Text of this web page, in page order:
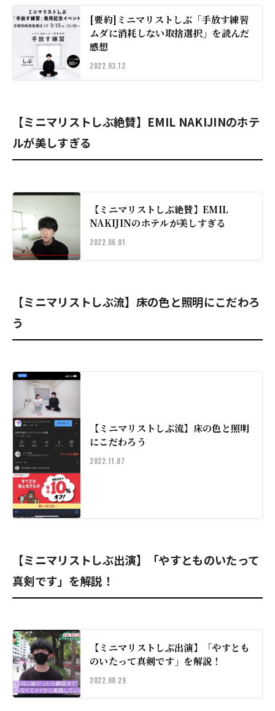
[要約]ミニマリストしぶ「手放す練習
ムダに消耗しない取捨選択」を読んだ
感想
2022.03.12
【ミニマリストしぶ絶賛】EMIL NAKIJINのホテ
ルが美しすぎる
【ミニマリストしぶ絶賛】EMIL
NAKIJINのホテルが美しすぎる
2022.06.01
【ミニマリストしぶ流】床の色と照明にこだわろ
う
【ミニマリストしぶ流】床の色と照明
にこだわろう
2022.11.07
【ミニマリストしぶ出演】「やすとものいたって
真剣です」を解説！
【ミニマリストしぶ出演】「やすとも
のいたって真剣です」を解説！
2022.08.29